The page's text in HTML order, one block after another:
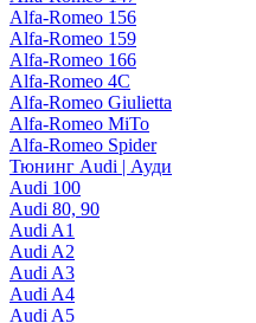
Alfa-Romeo 156
Alfa-Romeo 159
Alfa-Romeo 166
Alfa-Romeo 4C
Alfa-Romeo Giulietta
Alfa-Romeo MiTo
Alfa-Romeo Spider
Тюнинг Audi | Ауди
Audi 100
Audi 80, 90
Audi A1
Audi A2
Audi A3
Audi A4
Audi A5